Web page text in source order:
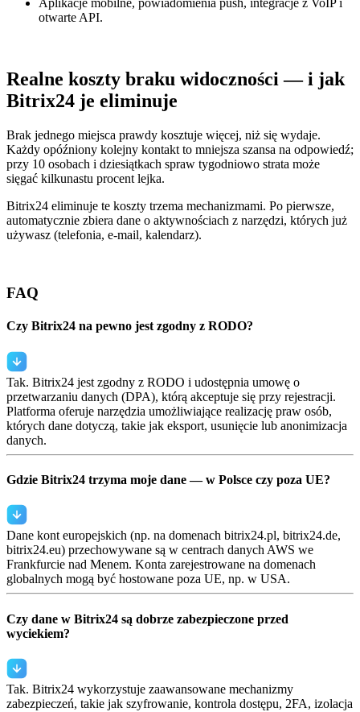
otwarte API.
Realne koszty braku widoczności — i jak
Bitrix24 je eliminuje
Brak jednego miejsca prawdy kosztuje więcej, niż się wydaje.
Każdy opóźniony kolejny kontakt to mniejsza szansa na odpowiedź;
przy 10 osobach i dziesiątkach spraw tygodniowo strata może
sięgać kilkunastu procent lejka.
Bitrix24 eliminuje te koszty trzema mechanizmami. Po pierwsze,
automatycznie zbiera dane o aktywnościach z narzędzi, których już
używasz (telefonia, e‑mail, kalendarz).
FAQ
Czy Bitrix24 na pewno jest zgodny z RODO?
Tak. Bitrix24 jest zgodny z RODO i udostępnia umowę o
przetwarzaniu danych (DPA), którą akceptuje się przy rejestracji.
Platforma oferuje narzędzia umożliwiające realizację praw osób,
których dane dotyczą, takie jak eksport, usunięcie lub anonimizacja
danych.
Gdzie Bitrix24 trzyma moje dane — w Polsce czy poza UE?
Dane kont europejskich (np. na domenach bitrix24.pl, bitrix24.de,
bitrix24.eu) przechowywane są w centrach danych AWS we
Frankfurcie nad Menem. Konta zarejestrowane na domenach
globalnych mogą być hostowane poza UE, np. w USA.
Czy dane w Bitrix24 są dobrze zabezpieczone przed
wyciekiem?
Tak. Bitrix24 wykorzystuje zaawansowane mechanizmy
zabezpieczeń, takie jak szyfrowanie, kontrola dostępu, 2FA, izolacja